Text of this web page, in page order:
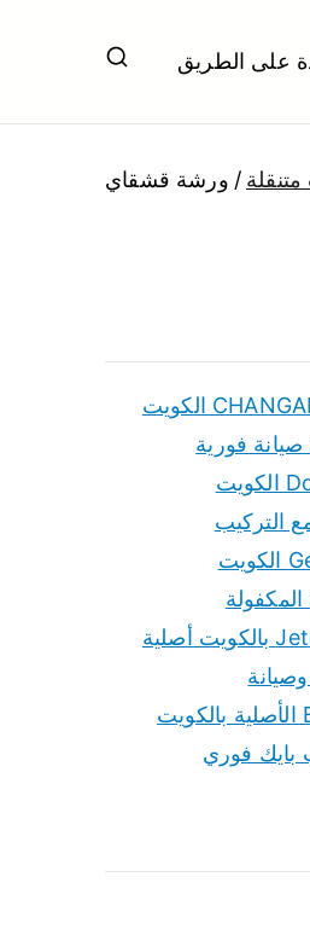
على الطريق
ورشة قشقاي
قطع غيار شانجان CHANGAN الكويت
قطع غيار دومي Domi الكويت
قطع غيار جيلي Geely الكويت
قطع غيار جيتور Jetour بالكويت أصلية
قطع غيار بايك BAIC الأصلية بالكويت